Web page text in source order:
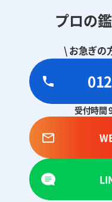
プロの
\ お急ぎの
受付時間